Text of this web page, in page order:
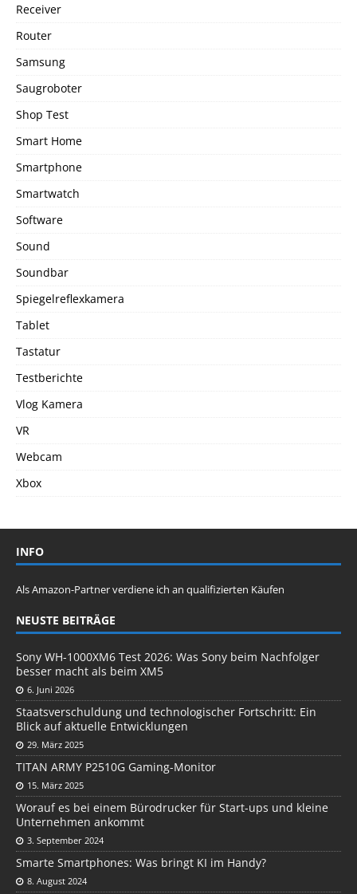
Receiver
Router
Samsung
Saugroboter
Shop Test
Smart Home
Smartphone
Smartwatch
Software
Sound
Soundbar
Spiegelreflexkamera
Tablet
Tastatur
Testberichte
Vlog Kamera
VR
Webcam
Xbox
INFO
Als Amazon-Partner verdiene ich an qualifizierten Käufen
NEUSTE BEITRÄGE
Sony WH-1000XM6 Test 2026: Was Sony beim Nachfolger
besser macht als beim XM5
6. Juni 2026
Staatsverschuldung und technologischer Fortschritt: Ein
Blick auf aktuelle Entwicklungen
29. März 2025
TITAN ARMY P2510G Gaming-Monitor
15. März 2025
Worauf es bei einem Bürodrucker für Start-ups und kleine
Unternehmen ankommt
3. September 2024
Smarte Smartphones: Was bringt KI im Handy?
8. August 2024